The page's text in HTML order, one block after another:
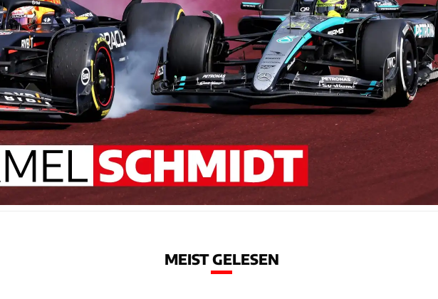
verändern. Red Bull hat im Verlauf der Saison vier große Upgrades gebracht,
Aston Martin und Toro Rosso je drei, Ferrari, Mercedes und Haas je zwei,
McLaren und Sauber je eines. Aston Martin änderte sein Auto bislang in 36
Details, Red Bull in 34 und McLaren in 28.
Am Kräfteverhältnis haben nur fünf Schritte wirklich etwas verändert.
sprang mit seiner B-Version des MCL38 in Miami vom vierten auf den ersten
Platz. Mercedes verwandelte seinen W15 über ein Upgrade in drei Schritten ab
dem GP Kanada in ein potenzielles ...
MEIST GELESEN